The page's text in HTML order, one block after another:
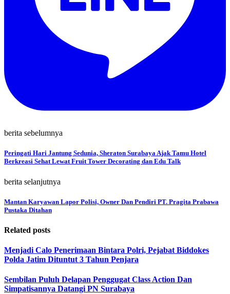
berita sebelumnya
Peringati Hari Jantung Sedunia, Sheraton Surabaya Ajak Tamu Hotel
Berkreasi Sehat Lewat Fruit Tower Decorating dan Edu Talk
berita selanjutnya
Mantan Karyawan Lapor Polisi, Owner Dan Pendiri PT. Pragita Prabawa
Pustaka Ditahan
Related posts
Menjadi Calo Penerimaan Bintara Polri, Pejabat Biddokes
Polda Jatim Dituntut 3 Tahun Penjara
Sembilan Puluh Delapan Penggugat Class Action Dan
Simpatisannya Datangi PN Surabaya